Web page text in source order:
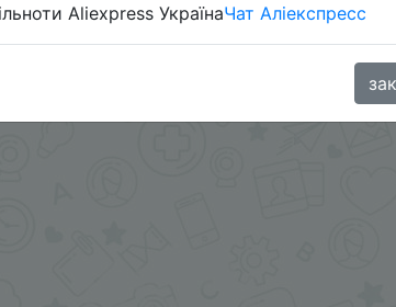
Aliexpress УкраїнаЧат Аліекспресс